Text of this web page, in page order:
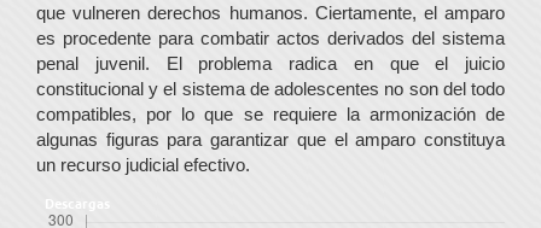
que vulneren derechos humanos. Ciertamente, el amparo
es procedente para combatir actos derivados del sistema
penal juvenil. El problema radica en que el juicio
constitucional y el sistema de adolescentes no son del todo
compatibles, por lo que se requiere la armonización de
algunas figuras para garantizar que el amparo constituya
un recurso judicial efectivo.
Descargas